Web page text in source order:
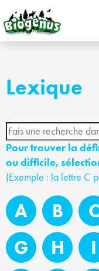
Lexique
Pour trouver la
ou difficile,
(Exemple : la lettre C
A B C
G
H I